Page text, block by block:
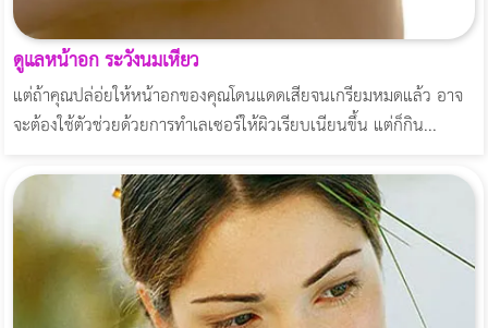
ดูแลหน้าอก ระวังนมเหี่ยว
แต่ถ้าคุณปล่อ่ยให้หน้าอกของคุณโดนแดดเสียจนเกรียมหมดแล้ว อาจ
จะต้องใช้ตัวช่วยด้วยการทำเลเซอร์ให้ผิวเรียบเนียนขึ้น แต่ก็กิน...